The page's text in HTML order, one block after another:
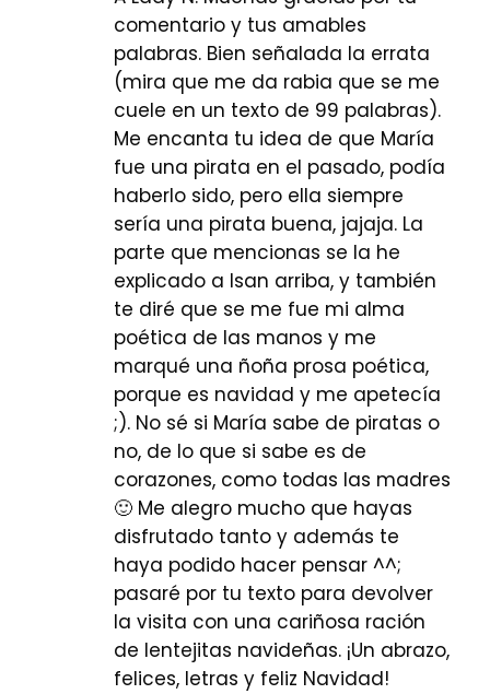
comentario y tus amables
palabras. Bien señalada la errata
(mira que me da rabia que se me
cuele en un texto de 99 palabras).
Me encanta tu idea de que María
fue una pirata en el pasado, podía
haberlo sido, pero ella siempre
sería una pirata buena, jajaja. La
parte que mencionas se la he
explicado a Isan arriba, y también
te diré que se me fue mi alma
poética de las manos y me
marqué una ñoña prosa poética,
porque es navidad y me apetecía
;). No sé si María sabe de piratas o
no, de lo que si sabe es de
corazones, como todas las madres
🙂 Me alegro mucho que hayas
disfrutado tanto y además te
haya podido hacer pensar ^^;
pasaré por tu texto para devolver
la visita con una cariñosa ración
de lentejitas navideñas. ¡Un abrazo,
felices, letras y feliz Navidad!